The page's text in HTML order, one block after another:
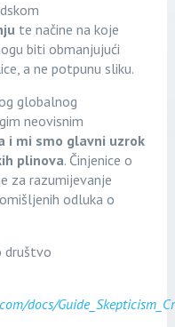
te načine na koje
biti obmanjujući
a ne potpunu sliku.
globalnog
neovisnim
i mi smo glavni uzrok
plinova. Činjenice o
za razumijevanje
odluka o
društvo
docs/